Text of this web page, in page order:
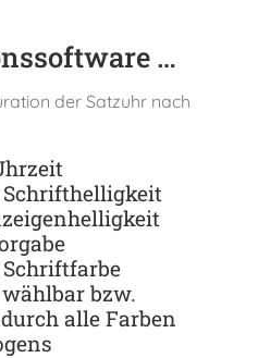
…
der Satzuhr nach
Schrifthelligkeit
Schriftfarbe
bzw.
alle Farben